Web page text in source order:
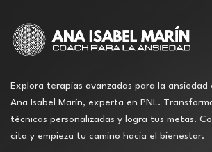
Explora terapias avanzadas para la ansiedad
Ana Isabel Marín, experta en PNL.
técnicas personalizadas y logra tus metas.
cita y empieza tu camino hacia el bienestar.